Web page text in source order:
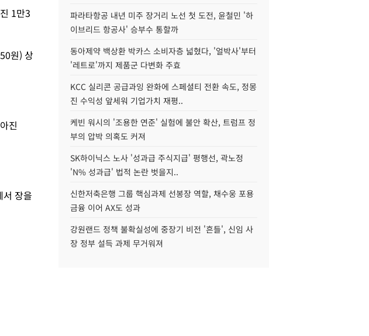
1만3
원) 상
진
장을
파라타항공 내년 미주 장거리 노선 첫 도전, 윤철민 '하
이브리드 항공사' 승부수 통할까
동아제약 백상환 박카스 소비자층 넓혔다, '얼박사'부터
'레트로'까지 제품군 다변화 주효
KCC 실리콘 공급과잉 완화에 스페셜티 전환 속도, 정몽
진 수익성 앞세워 기업가치 재평..
케빈 워시의 '조용한 연준' 실험에 불안 확산, 트럼프 정
부의 압박 의혹도 커져
SK하이닉스 노사 '성과급 주식지급' 평행선, 곽노정
'N% 성과급' 법적 논란 벗을지..
신한저축은행 그룹 핵심과제 선봉장 역할, 채수웅 포용
금융 이어 AX도 성과
강원랜드 정책 불확실성에 중장기 비전 '흔들', 신임 사
장 정부 설득 과제 무거워져